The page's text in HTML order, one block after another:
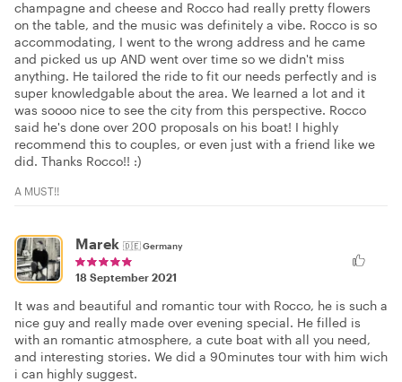
champagne and cheese and Rocco had really pretty flowers
on the table, and the music was definitely a vibe. Rocco is so
accommodating, I went to the wrong address and he came
and picked us up AND went over time so we didn't miss
anything. He tailored the ride to fit our needs perfectly and is
super knowledgable about the area. We learned a lot and it
was soooo nice to see the city from this perspective. Rocco
said he's done over 200 proposals on his boat! I highly
recommend this to couples, or even just with a friend like we
did. Thanks Rocco!! :)
A MUST!!
Marek 🇩🇪Germany
18 September 2021
It was and beautiful and romantic tour with Rocco, he is such a
nice guy and really made over evening special. He filled is
with an romantic atmosphere, a cute boat with all you need,
and interesting stories. We did a 90minutes tour with him wich
i can highly suggest.